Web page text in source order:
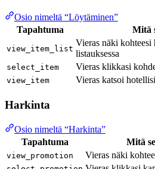
Osio nimeltä “Löytäminen”
Tapahtuma
Mitä
view_item_list
Vieras näki kohteesi
listauksessa
select_item Vieras klikkasi
view_item Vieras katsoi
Harkinta
Osio nimeltä “Harkinta”
Tapahtuma
Mitä
view_promotion Vieras näki